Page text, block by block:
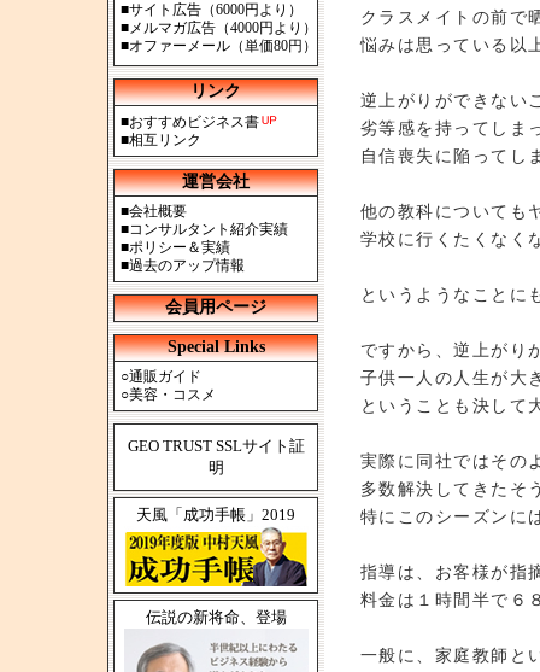
■サイト広告（6000円より）
■メルマガ広告（4000円より）
■オファーメール（単価80円）
リンク
■おすすめビジネス書
■相互リンク
運営会社
■会社概要
■コンサルタント紹介実績
■ポリシー＆実績
■過去のアップ情報
会員用ページ
Special Links
○通販ガイド
○美容・コスメ
GEO TRUST SSLサイト証
明
天風「成功手帳」2019
伝説の新将命、登場
クラスメイトの前で
悩みは思っている以
逆上がりができない
劣等感を持ってしま
自信喪失に陥ってし
他の教科についても
学校に行くたくなく
というようなことに
ですから、逆上がり
子供一人の人生が大
ということも決して
実際に同社ではその
多数解決してきたそ
特にこのシーズンに
指導は、お客様が指
料金は１時間半で６
一般に、家庭教師と